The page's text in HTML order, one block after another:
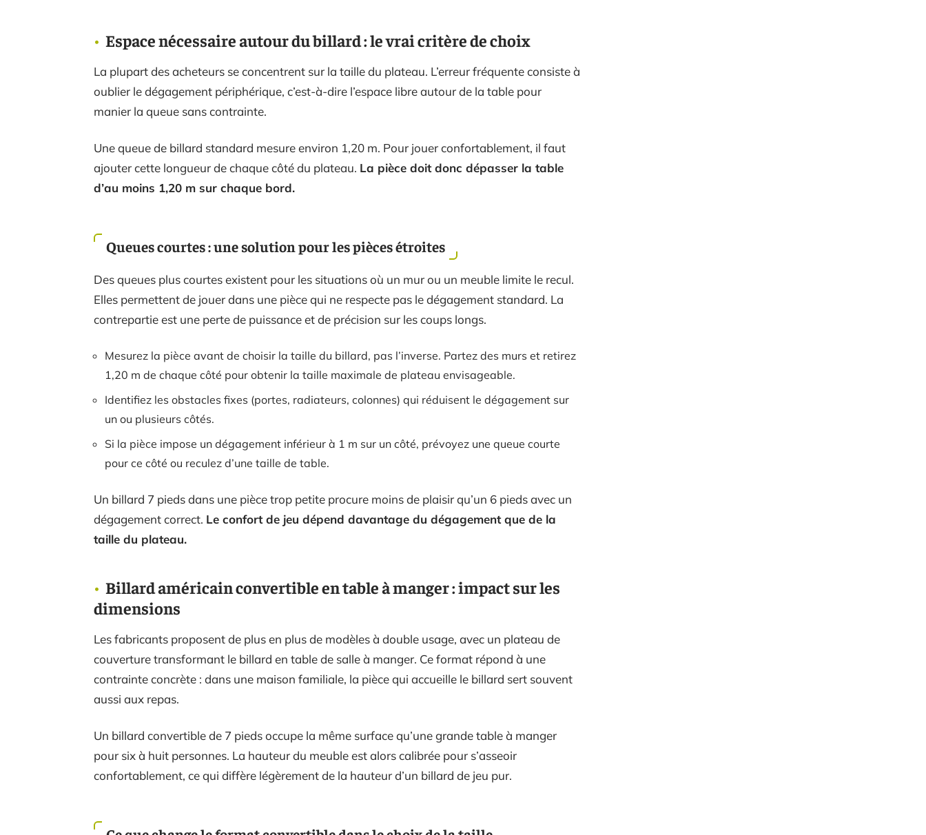
Espace nécessaire autour du billard : le vrai critère de choix
La plupart des acheteurs se concentrent sur la taille du plateau. L’erreur fréquente consiste à
oublier le dégagement périphérique, c’est-à-dire l’espace libre autour de la table pour
manier la queue sans contrainte.
Une queue de billard standard mesure environ 1,20 m. Pour jouer confortablement, il faut
ajouter cette longueur de chaque côté du plateau. La pièce doit donc dépasser la table
d’au moins 1,20 m sur chaque bord.
Queues courtes : une solution pour les pièces étroites
Des queues plus courtes existent pour les situations où un mur ou un meuble limite le recul.
Elles permettent de jouer dans une pièce qui ne respecte pas le dégagement standard. La
contrepartie est une perte de puissance et de précision sur les coups longs.
Mesurez la pièce avant de choisir la taille du billard, pas l’inverse. Partez des murs et retirez
1,20 m de chaque côté pour obtenir la taille maximale de plateau envisageable.
Identifiez les obstacles fixes (portes, radiateurs, colonnes) qui réduisent le dégagement sur
un ou plusieurs côtés.
Si la pièce impose un dégagement inférieur à 1 m sur un côté, prévoyez une queue courte
pour ce côté ou reculez d’une taille de table.
Un billard 7 pieds dans une pièce trop petite procure moins de plaisir qu’un 6 pieds avec un
dégagement correct. Le confort de jeu dépend davantage du dégagement que de la
taille du plateau.
Billard américain convertible en table à manger : impact sur les
dimensions
Les fabricants proposent de plus en plus de modèles à double usage, avec un plateau de
couverture transformant le billard en table de salle à manger. Ce format répond à une
contrainte concrète : dans une maison familiale, la pièce qui accueille le billard sert souvent
aussi aux repas.
Un billard convertible de 7 pieds occupe la même surface qu’une grande table à manger
pour six à huit personnes. La hauteur du meuble est alors calibrée pour s’asseoir
confortablement, ce qui diffère légèrement de la hauteur d’un billard de jeu pur.